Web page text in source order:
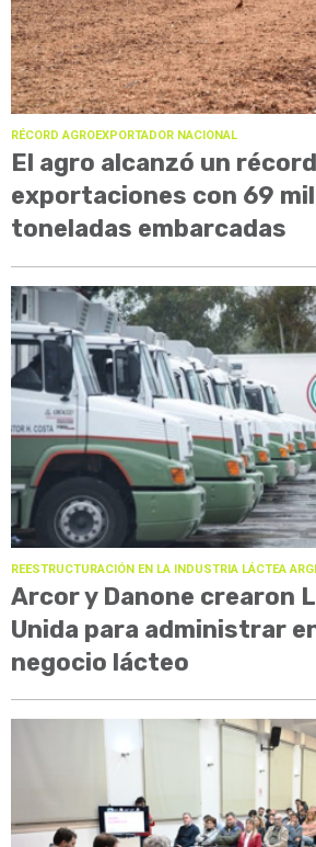
RÉCORD AGROEXPORTADOR NACIONAL
El agro alcanzó un
exportaciones con 69
toneladas embarcadas
REESTRUCTURACIÓN EN LA INDUSTRIA LÁCTEA
Arcor y Danone crearon
Unida para administrar
negocio lácteo